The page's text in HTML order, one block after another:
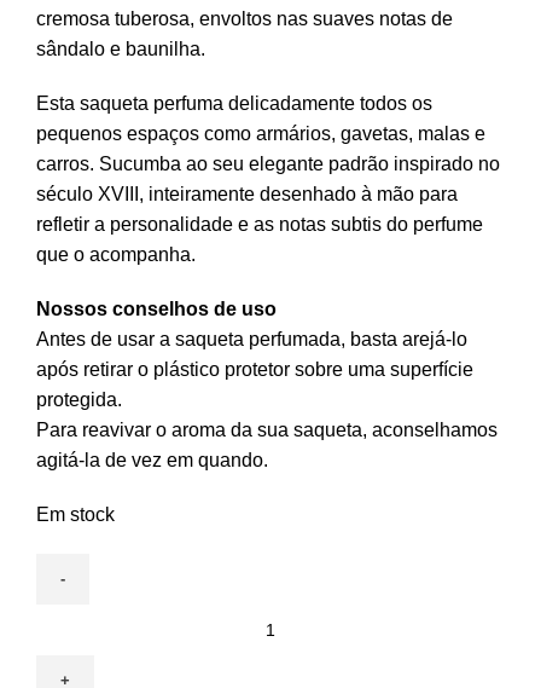
cremosa tuberosa, envoltos nas suaves notas de
sândalo e baunilha.
Esta saqueta perfuma delicadamente todos os
pequenos espaços como armários, gavetas, malas e
carros. Sucumba ao seu elegante padrão inspirado no
século XVIII, inteiramente desenhado à mão para
refletir a personalidade e as notas subtis do perfume
que o acompanha.
Nossos conselhos de uso
Antes de usar a saqueta perfumada, basta arejá-lo
após retirar o plástico protetor sobre uma superfície
protegida.
Para reavivar o aroma da sua saqueta, aconselhamos
agitá-la de vez em quando.
Em stock